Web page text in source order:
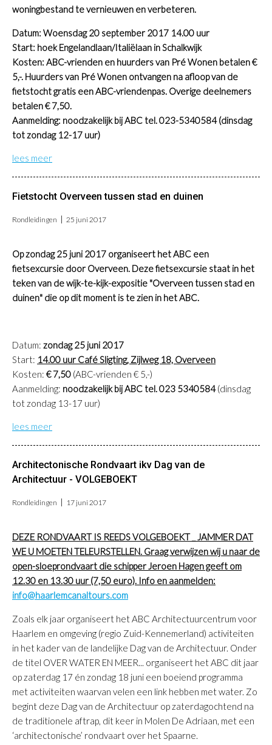
woningbestand te vernieuwen en verbeteren.
Datum: Woensdag 20 september 2017 14.00 uur
Start: hoek Engelandlaan/Italiëlaan in Schalkwijk
Kosten: ABC-vrienden en huurders van Pré Wonen betalen €
5,-. Huurders van Pré Wonen ontvangen na afloop van de
fietstocht gratis een ABC-vriendenpas. Overige deelnemers
betalen € 7,50.
Aanmelding: noodzakelijk bij ABC tel. 023-5340584 (dinsdag
tot zondag 12-17 uur)
lees meer
Fietstocht Overveen tussen stad en duinen
Rondleidingen 25 juni 2017
Op zondag 25 juni 2017 organiseert het ABC een
fietsexcursie door Overveen. Deze fietsexcursie staat in het
teken van de wijk-te-kijk-expositie "Overveen tussen stad en
duinen" die op dit moment is te zien in het ABC.
Datum: zondag 25 juni 2017
Start: 14.00 uur Café Sligting, Zijlweg 18, Overveen
Kosten: € 7,50 (ABC-vrienden € 5,-)
Aanmelding: noodzakelijk bij ABC tel. 023 5340584(dinsdag
tot zondag 13-17 uur)
lees meer
Architectonische Rondvaart ikv Dag van de
Architectuur - VOLGEBOEKT
Rondleidingen 17 juni 2017
DEZE RONDVAART IS REEDS VOLGEBOEKT _ JAMMER DAT
WE U MOETEN TELEURSTELLEN. Graag verwijzen wij u naar de
open-sloeprondvaart die schipper Jeroen Hagen geeft om
12.30 en 13.30 uur (7,50 euro). Info en aanmelden:
info@haarlemcanaltours.com
Zoals elk jaar organiseert het ABC Architectuurcentrum voor
Haarlem en omgeving (regio Zuid-Kennemerland) activiteiten
in het kader van de landelijke Dag van de Architectuur. Onder
de titel OVER WATER EN MEER... organiseert het ABC dit jaar
op zaterdag 17 én zondag 18 juni een boeiend programma
met activiteiten waarvan velen een link hebben met water. Zo
begint deze Dag van de Architectuur op zaterdagochtend na
de traditionele aftrap, dit keer in Molen De Adriaan, met een
‘architectonische’ rondvaart over het Spaarne.